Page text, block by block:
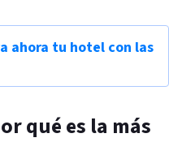
ahora tu hotel con las
qué es la más